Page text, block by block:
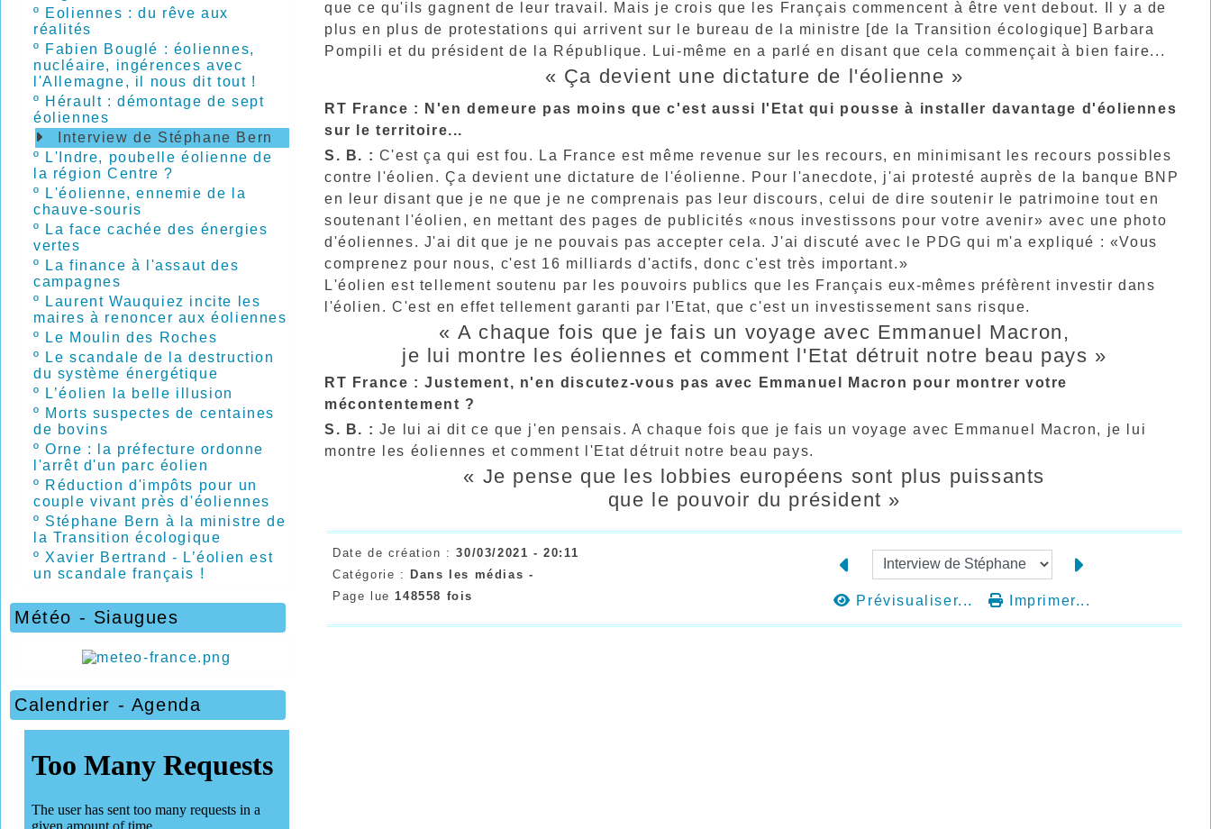
º Eoliennes : du rêve aux
réalités
º Fabien Bouglé : éoliennes,
nucléaire, ingérences avec
l'Allemagne, il nous dit tout !
º Hérault : démontage de sept
éoliennes
Interview de Stéphane Bern
º L'Indre, poubelle éolienne de
la région Centre ?
º L'éolienne, ennemie de la
chauve-souris
º La face cachée des énergies
vertes
º La finance à l'assaut des
campagnes
º Laurent Wauquiez incite les
maires à renoncer aux éoliennes
º Le Moulin des Roches
º Le scandale de la destruction
du système énergétique
º L’éolien la belle illusion
º Morts suspectes de centaines
de bovins
ºOrne : la préfecture ordonne
l'arrêt d'un parc éolien
º Réduction d'impôts pour un
couple vivant près d'éoliennes
º Stéphane Bern à la ministre de
la Transition écologique
º Xavier Bertrand - L’éolien est
un scandale français !
Météo - Siaugues
Calendrier - Agenda
que ce qu'ils gagnent de leur travail. Mais je crois que les Français commencent à être vent debout. Il y a de
plus en plus de protestations qui arrivent sur le bureau de la ministre [de la Transition écologique] Barbara
Pompili et du président de la République. Lui-même en a parlé en disant que cela commençait à bien faire...
« Ça devient une dictature de l'éolienne »
RT France : N'en demeure pas moins que c'est aussi l'Etat qui pousse à installer davantage d'éoliennes
sur le territoire...
S. B. : C'est ça qui est fou. La France est même revenue sur les recours, en minimisant les recours possibles
contre l'éolien. Ça devient une dictature de l'éolienne. Pour l'anecdote, j'ai protesté auprès de la banque BNP
en leur disant que je ne que je ne comprenais pas leur discours, celui de dire soutenir le patrimoine tout en
soutenant l'éolien, en mettant des pages de publicités «nous investissons pour votre avenir» avec une photo
d'éoliennes. J'ai dit que je ne pouvais pas accepter cela. J'ai discuté avec le PDG qui m'a expliqué : «Vous
comprenez pour nous, c'est 16 milliards d'actifs, donc c'est très important.»
L'éolien est tellement soutenu par les pouvoirs publics que les Français eux-mêmes préfèrent investir dans
l'éolien. C'est en effet tellement garanti par l'Etat, que c'est un investissement sans risque.
« A chaque fois que je fais un voyage avec Emmanuel Macron,
je lui montre les éoliennes et comment l'Etat détruit notre beau pays »
RT France : Justement, n'en discutez-vous pas avec Emmanuel Macron pour montrer votre
mécontentement ?
S. B. : Je lui ai dit ce que j'en pensais. A chaque fois que je fais un voyage avec Emmanuel Macron, je lui
montre les éoliennes et comment l'Etat détruit notre beau pays.
« Je pense que les lobbies européens sont plus puissants
que le pouvoir du président »
Date de création :30/03/2021 - 20:11
Catégorie :Dans les médias -
Page lue 148558 fois Prévisualiser... Imprimer...